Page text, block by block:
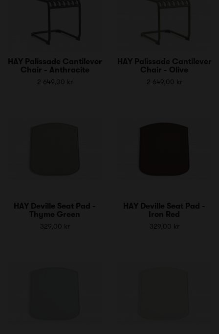
HAY Palissade Cantilever
Chair - Anthracite
2 649,00 kr
HAY Palissade Cantilever
Chair - Olive
2 649,00 kr
HAY Deville Seat Pad -
Thyme Green
329,00 kr
HAY Deville Seat Pad -
Iron Red
329,00 kr